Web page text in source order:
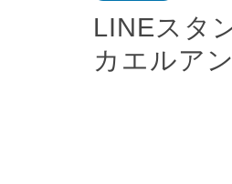
LINEスタ
カエルア